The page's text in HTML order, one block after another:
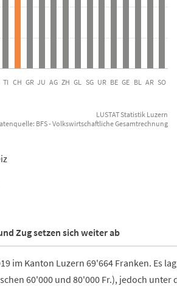
TI CH GR JU AG ZH GL SG UR BE GE BL AR SO
LUSTAT Statistik Luzern
BFS - Volkswirtschaftliche Gesamtrechnung
Zug setzen sich weiter ab
im Kanton Luzern 69'664 Franken. Es
60'000 und 80'000 Fr.), jedoch unter